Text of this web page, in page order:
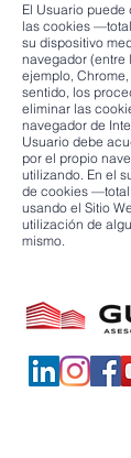
El Usuario puede
las cookies
su dispositivo
navegador (entre
ejemplo, Chrome,
sentido, los
eliminar las
navegador de
Usuario debe
por el propio
utilizando. En el
de cookies
usando el Sitio
utilización de
mismo.